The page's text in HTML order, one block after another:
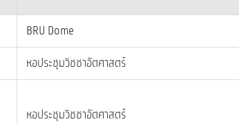
BRU Dome
หอประชุมวิชชาอัตศาสตร์
หอประชุมวิชชาอัตศาสตร์